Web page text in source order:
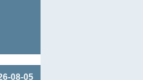
08-05